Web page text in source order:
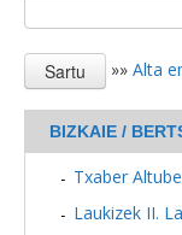
»» Alta
BIZKAIE /
Txaber
Laukizek II.